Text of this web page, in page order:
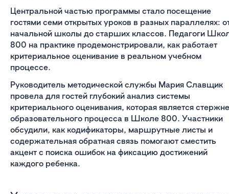
Центральной частью программы стало посещение
гостями семи открытых уроков в разных параллелях:
начальной школы до старших классов. Педагоги
800 на практике продемонстрировали, как работает
критериальное оценивание в реальном учебном
процессе.
Руководитель методической службы Мария Славщик
провела для гостей глубокий анализ системы
критериального оценивания, которая является
образовательного процесса в Школе 800. Участники
обсудили, как кодификаторы, маршрутные листы и
содержательная обратная связь помогают сместить
акцент с поиска ошибок на фиксацию достижений
каждого ребенка.